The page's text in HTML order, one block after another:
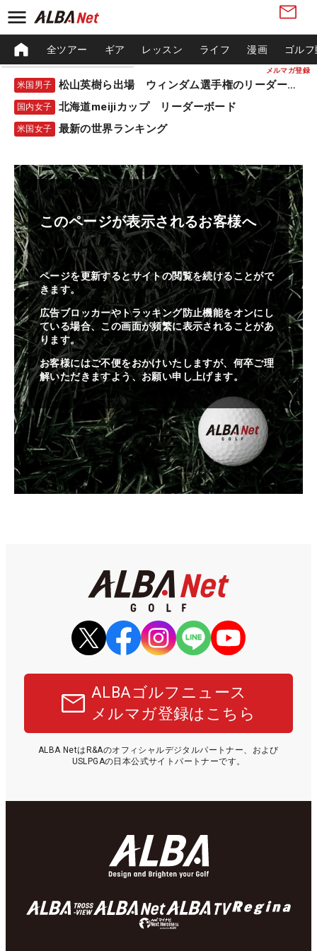
メルマガ登録
全ツアー ギア レッスン ライフ 漫画 ゴル
米国男子 松山英樹ら出場 ウィンダム選手権のリーダーボード
国内女子 北海道meijiカップ リーダーボード
米国女子 最新の世界ランキング
このページが表示されるお客様へ
ページを更新するとサイトの閲覧を続けることがで
きます。
広告ブロッカーやトラッキング防止機能をオンにし
ている場合、この画面が頻繁に表示されることがあ
ります。
お客様にはご不便をおかけいたしますが、何卒ご理
解いただきますよう、お願い申し上げます。
ALBAゴルフニュース
メルマガ登録はこちら
ALBA NetはR&Aのオフィシャルデジタルパートナー、および
USLPGAの日本公式サイトパートナーです。